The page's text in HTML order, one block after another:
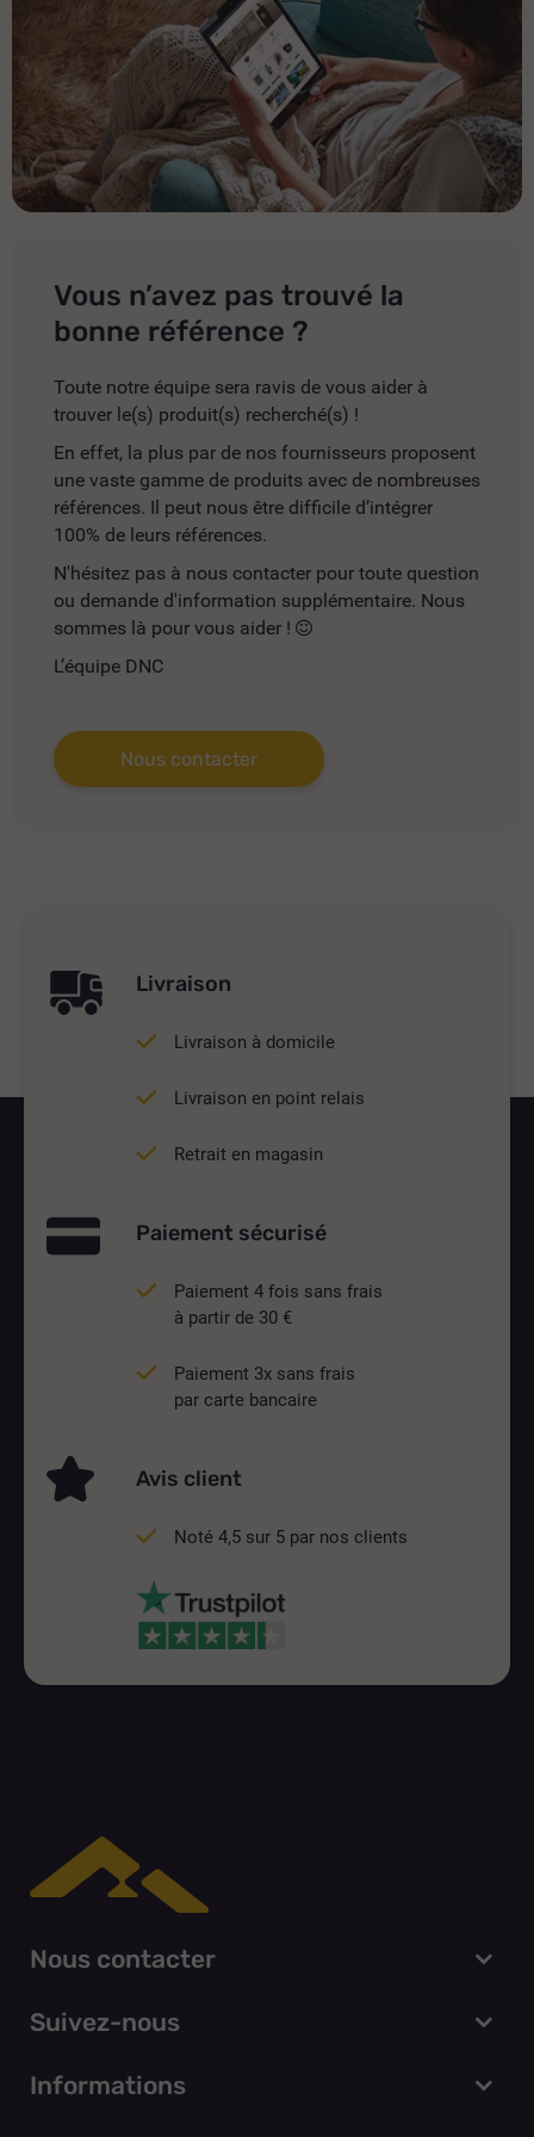
Vous n’avez pas trouvé la
bonne référence ?
Toute notre équipe sera ravis de vous aider à
trouver le(s) produit(s) recherché(s) !
En effet, la plus par de nos fournisseurs proposent
une vaste gamme de produits avec de nombreuses
références. Il peut nous être difficile d’intégrer
100% de leurs références.
N'hésitez pas à nous contacter pour toute question
ou demande d'information supplémentaire. Nous
sommes là pour vous aider !
L’équipe DNC
Nous contacter
Livraison
Livraison à domicile
Livraison en point relais
Retrait en magasin
Paiement sécurisé
Paiement 4 fois sans frais
à partir de 30 €
Paiement 3x sans frais
par carte bancaire
Avis client
Noté 4,5 sur 5 par nos clients
Nous contacter
Suivez-nous
Informations